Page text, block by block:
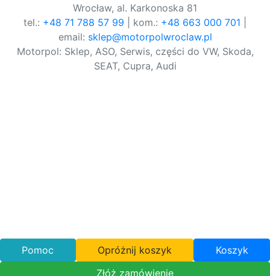
Wrocław, al. Karkonoska 81
tel.: +48 71 788 57 99 | kom.: +48 663 000 701
email: sklep@motorpolwroclaw.pl
Motorpol: Sklep, ASO, Serwis, części do VW, Skoda,
SEAT, Cupra, Audi
Pomoc Opróżnij koszyk
Koszyk
Złóż zamówienie